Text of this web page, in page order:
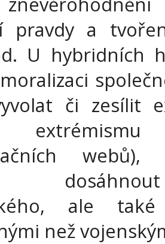
pravdy a
U hybridních
či zesílit
ale
než